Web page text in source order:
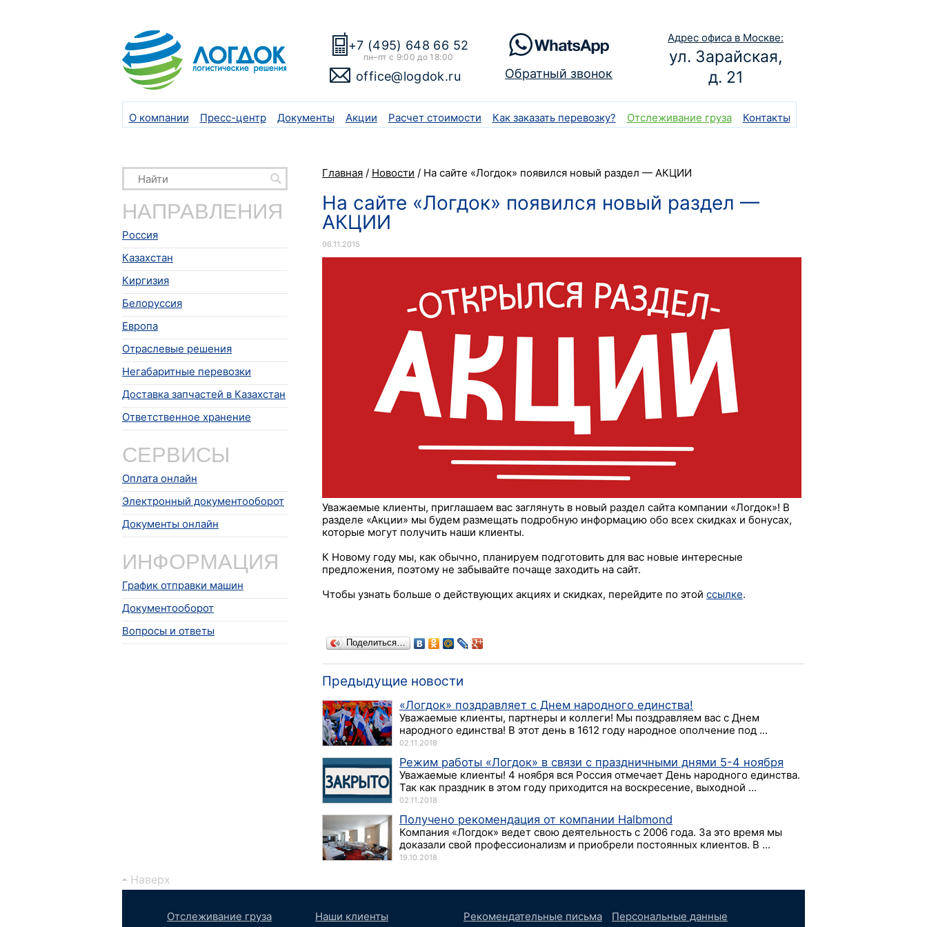
+7 (495) 648 66 52
пн–пт с 9:00 до 18:00
office@logdok.ru Обратный звонок
Адрес офиса в Москве:
ул. Зарайская,
д. 21
О компании Пресс-центр Документы Акции Расчет стоимости Как заказать перевозку? Отслеживание груза Контакты
НАПРАВЛЕНИЯ
Россия
Казахстан
Киргизия
Белоруссия
Европа
Отраслевые решения
Негабаритные перевозки
Доставка запчастей в Казахстан
Ответственное хранение
СЕРВИСЫ
Оплата онлайн
Электронный документооборот
Документы онлайн
ИНФОРМАЦИЯ
График отправки машин
Документооборот
Вопросы и ответы
Главная / Новости / На сайте «Логдок» появился новый раздел — АКЦИИ
На сайте «Логдок» появился новый раздел —
АКЦИИ
06.11.2015
Уважаемые клиенты, приглашаем вас заглянуть в новый раздел сайта компании «Логдок»! В
разделе «Акции» мы будем размещать подробную информацию обо всех скидках и бонусах,
которые могут получить наши клиенты.
К Новому году мы, как обычно, планируем подготовить для вас новые интересные
предложения, поэтому не забывайте почаще заходить на сайт.
Чтобы узнать больше о действующих акциях и скидках, перейдите по этой ссылке.
Поделиться…
Предыдущие новости
«Логдок» поздравляет с Днем народного единства!
Уважаемые клиенты, партнеры и коллеги! Мы поздравляем вас с Днем
народного единства! В этот день в 1612 году народное ополчение под ...
02.11.2018
Режим работы «Логдок» в связи с праздничными днями 5-4 ноября
Уважаемые клиенты! 4 ноября вся Россия отмечает День народного единства.
Так как праздник в этом году приходится на воскресение, выходной ...
02.11.2018
Получено рекомендация от компании Halbmond
Компания «Логдок» ведет свою деятельность с 2006 года. За это время мы
доказали свой профессионализм и приобрели постоянных клиентов. В ...
19.10.2018
Наверх
Отслеживание груза Наши клиенты Рекомендательные письма Персональные данные